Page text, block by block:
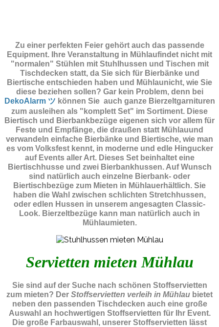
Zu einer perfekten Feier gehört auch das passende
Equipment.
Ihre Veranstaltung in Mühlaufindet nicht mit
"normalen" Stühlen mit Stuhlhussen und Tischen mit
Tischdecken statt, da Sie sich für Bierbänke und
Biertische entschieden haben und Mühlaunicht, wie Sie
diese beziehen sollen? Gar kein Problem, denn bei
DekoAlarm ツ können Sie auch ganze Bierzeltgarnituren
zum ausleihen als "komplett Set" im Sortiment. Diese
Biertisch und Bierbankbezüge eigenen sich vor allem für
Feste und Empfänge, die draußen statt Mühlauund
verwandeln einfache Bierbänke und Biertische, wie man
es vom Volksfest kennt, in moderne und edle Hingucker
auf Events aller Art. Dieses Set beinhaltet eine
Biertischhusse und zwei Bierbankhussen. Auf Wunsch
sind natürlich auch einzelne Bierbank- oder
Biertischbezüge zum Mieten in Mühlauerhältlich. Sie
haben die Wahl zwischen schlichten Stretchhussen,
oder edlen Hussen in unserem angesagten Classic-
Look. Bierzeltbezüge kann man natürlich auch in
Mühlaumieten.
Servietten mieten Mühlau
Sie sind auf der Suche nach schönen Stoffservietten
zum mieten? Der Stoffservietten verleih in Mühlau bietet
neben den passenden Tischdecken auch eine große
Auswahl an hochwertigen Stoffservietten für Ihr Event.
Die große Farbauswahl, unserer Stoffservietten lässt